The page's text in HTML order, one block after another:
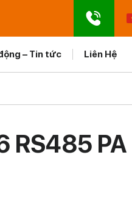
– Tin tức Liên Hệ
RS485 PA